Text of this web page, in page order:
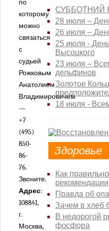
по
которому
можно
связаться
с
судьей
Рожковым
Анатолием
Владимировичем
—
+7
(495)
850-
86-
76.
Звоните.
Адрес:
108841,
г.
Москва,
СУББОТНИЙ
28 июля –
26 июля –
25 июля -
Высоцкого
23 июля –
дельфинов
Золотое
18 июля -
Здоровье
Как
рекомендации
Правда об
Зачем в хлеб
В недорогой
фосфора